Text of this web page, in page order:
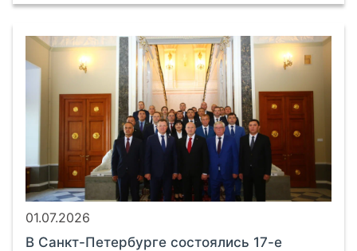
01.07.2026
В Санкт-Петербурге состоялись 17-е